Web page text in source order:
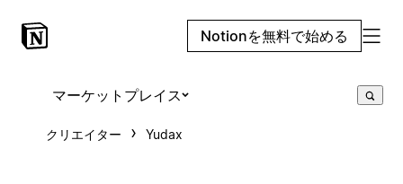
Notionを無料で始める
マーケットプレイス
クリエイター Yudax